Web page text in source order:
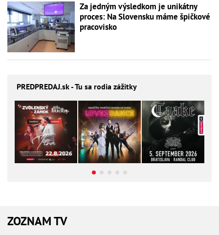
Za jedným výsledkom je unikátny
proces: Na Slovensku máme špičkové
pracovisko
PREDPREDAJ.sk - Tu sa rodia zážitky
ZOZNAM TV